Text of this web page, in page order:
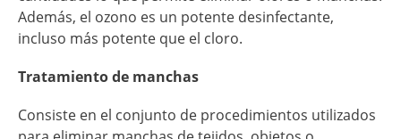
Además, el ozono es un potente desinfectante,
incluso más potente que el cloro.
Tratamiento de manchas
Consiste en el conjunto de procedimientos utilizados